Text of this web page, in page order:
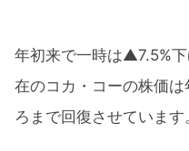
年初来で一時は▲7.5%
在のコカ・コーの株価
ろまで回復させています